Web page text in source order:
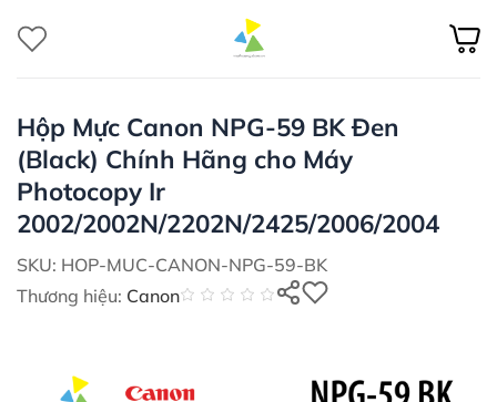
qua
Hộp Mực Canon NPG-59 BK Đen
(Black) Chính Hãng cho Máy
Photocopy Ir
2002/2002N/2202N/2425/2006/2004
SKU: HOP-MUC-CANON-NPG-59-BK
Thương hiệu: Canon